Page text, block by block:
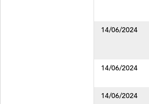
14/06/2024
14/06/2024
14/06/2024